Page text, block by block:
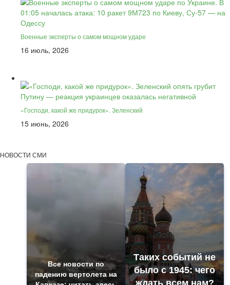
Военные эксперты о самом мощном ударе
16 июль, 2026
«Господи, какой же придурок». Зеленский
15 июнь, 2026
НОВОСТИ СМИ
Все новости по
падению вертолета на
Таких событий не
было с 1945: чего
ждать всем нам?